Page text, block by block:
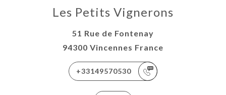
Les Petits Vignerons
51 Rue de Fontenay
94300 Vincennes France
+33149570530